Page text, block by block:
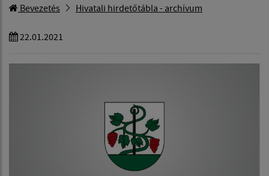
Bevezetés Hivatali hirdetőtábla - archívum
22.01.2021